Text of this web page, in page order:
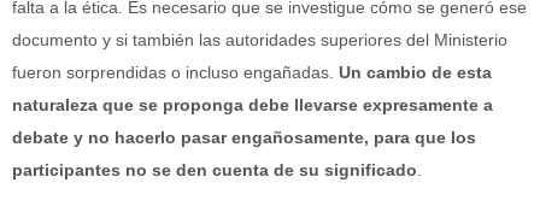
falta a la ética. Es necesario que se investigue cómo se generó ese
documento y si también las autoridades superiores del Ministerio
fueron sorprendidas o incluso engañadas. Un cambio de esta
naturaleza que se proponga debe llevarse expresamente a
debate y no hacerlo pasar engañosamente, para que los
participantes no se den cuenta de su significado